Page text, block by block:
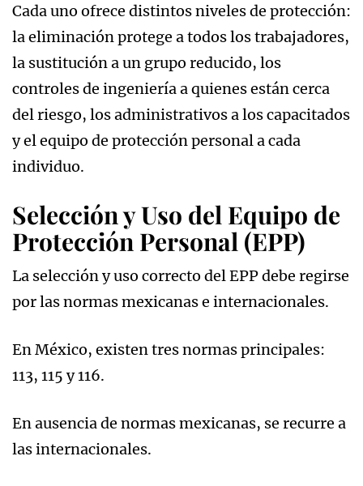
Cada uno ofrece distintos niveles de protección:
la eliminación protege a todos los trabajadores,
la sustitución a un grupo reducido, los
controles de ingeniería a quienes están cerca
del riesgo, los administrativos a los capacitados
y el equipo de protección personal a cada
individuo.
Selección y Uso del Equipo de
Protección Personal (EPP)
La selección y uso correcto del EPP debe regirse
por las normas mexicanas e internacionales.
En México, existen tres normas principales:
113, 115 y 116.
En ausencia de normas mexicanas, se recurre a
las internacionales.